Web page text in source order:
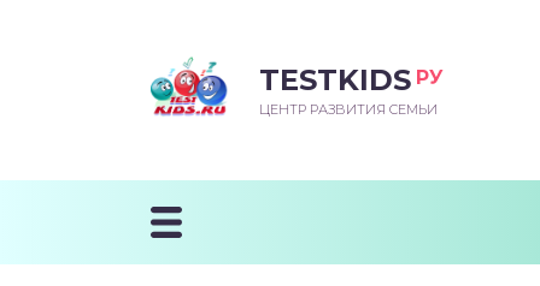
TESTKIDS РУ
ЦЕНТР РАЗВИТИЯ СЕМЬИ
МЕСЯЦ
УЧИТСЯ
ПОСЛЕ ГОДА
К ШКОЛЕ
ДОШКОЛЬНИКА
ШКОЛА
ШКОЛЬНИКА
ШКОЛЬНИКА